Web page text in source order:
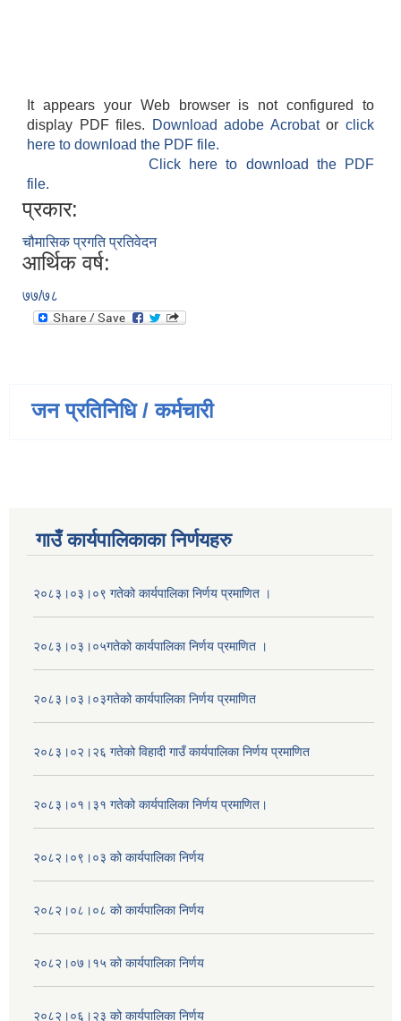
It appears your Web browser is not configured to
display PDF files.
Download adobe Acrobatorclick
here to download the PDF file.
Click here to download the PDF
file.
प्रकार:
चौमासिक प्रगति प्रतिवेदन
आर्थिक वर्ष:
७७/७८
जन प्रतिनिधि / कर्मचारी
गाउँ कार्यपालिकाका निर्णयहरु
२०८३।०३।०९ गतेको कार्यपालिका निर्णय प्रमाणित ।
२०८३।०३।०५गतेको कार्यपालिका निर्णय प्रमाणित ।
२०८३।०३।०३गतेको कार्यपालिका निर्णय प्रमाणित
२०८३।०२।२६ गतेको विहादी गाउँ कार्यपालिका निर्णय प्रमाणित
२०८३।०१।३१ गतेको कार्यपालिका निर्णय प्रमाणित।
२०८२।०९।०३ को कार्यपालिका निर्णय
२०८२।०८।०८ को कार्यपालिका निर्णय
२०८२।०७।१५ को कार्यपालिका निर्णय
२०८२।०६।२३ को कार्यपालिका निर्णय